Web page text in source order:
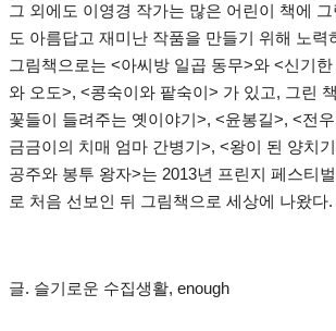
그 외에도 이영경 작가는 많은 어린이 책에
도 아름답고 재미난 작품을 만들기 위해 노력
그림책으로는 <아씨방 일곱 동무>와 <신기
와 오도>, <콩숙이와 팥숙이> 가 있고, 그린
꽃들이 들려주는 옛이야기>, <윤봉길>, <전
금금이의 치매 엄마 간병기>, <왕이 된 양치
공주와 봉투 왕자>는 2013년 프린지 페스티
로 처음 선보인 뒤 그림책으로 세상에 나왔다.
글. 슬기로운 수집생활, enough